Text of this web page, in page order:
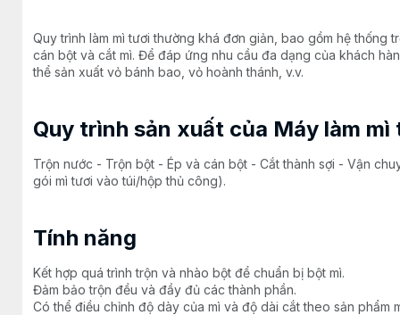
Quy trình làm mì tươi thường khá đơn giản, bao gồm hệ thống
cán bột và cắt mì. Để đáp ứng nhu cầu đa dạng của khách
thể sản xuất vỏ bánh bao, vỏ hoành thánh, v.v.
Quy trình sản xuất của Máy làm mì
Trộn nước - Trộn bột - Ép và cán bột - Cắt thành sợi - Vận
gói mì tươi vào túi/hộp thủ công).
Tính năng
Kết hợp quá trình trộn và nhào bột để chuẩn bị bột mì.
Đảm bảo trộn đều và đầy đủ các thành phần.
Có thể điều chỉnh độ dày của mì và độ dài cắt theo sản phẩm